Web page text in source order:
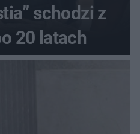
schodzi z
20 latach